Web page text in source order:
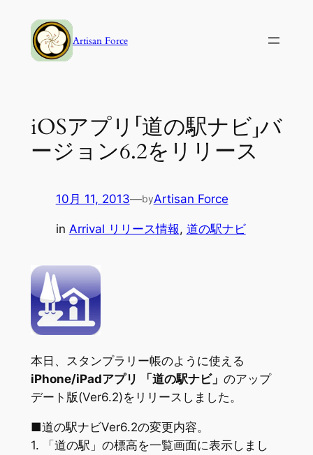
Artisan Force
iOSアプリ「道の駅ナビ」バ
ージョン6.2をリリース
10月 11, 2013—byArtisan Force
in Arrival リリース情報, 道の駅ナビ
本日、スタンプラリー帳のように使える
iPhone/iPadアプリ 「道の駅ナビ」 のアップ
デート版(Ver6.2)をリリースしました。
■道の駅ナビVer6.2の変更内容。
1. 「道の駅」の標高を一覧画面に表示しまし